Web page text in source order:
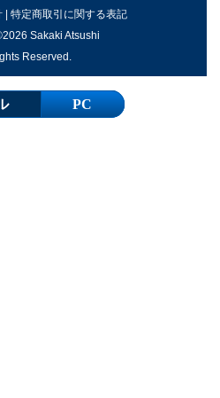
| 特定商取引に関する表記
Sakaki Atsushi
Reserved.
PC